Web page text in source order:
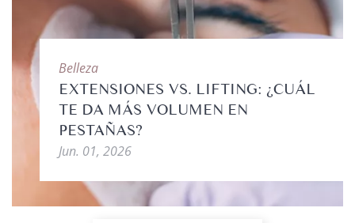
Belleza
EXTENSIONES VS. LIFTING: ¿CUÁL
TE DA MÁS VOLUMEN EN
PESTAÑAS?
Jun. 01, 2026